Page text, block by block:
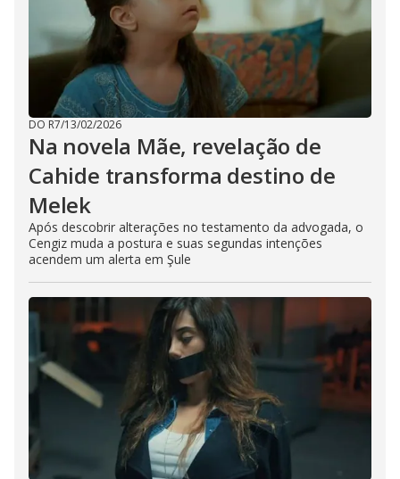
DO R7/13/02/2026
Na novela Mãe, revelação de
Cahide transforma destino de
Melek
Após descobrir alterações no testamento da advogada, o
Cengiz muda a postura e suas segundas intenções
acendem um alerta em Şule